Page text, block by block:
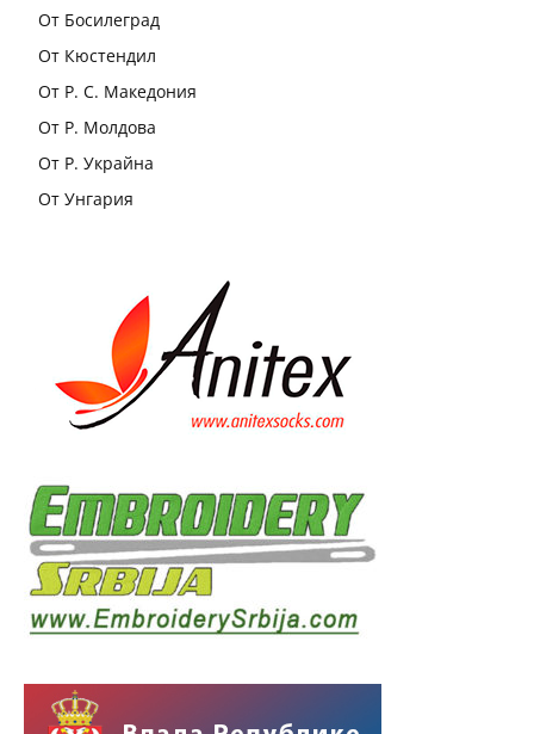
От Босилеград
От Кюстендил
От Р. С. Македония
От Р. Молдова
От Р. Украйна
От Унгария